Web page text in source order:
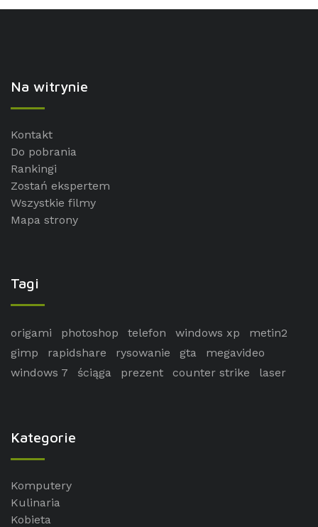
Na witrynie
Kontakt
Do pobrania
Rankingi
Zostań ekspertem
Wszystkie filmy
Mapa strony
Tagi
origami photoshop telefon windows xp
metin2
gimp
rapidshare rysowanie gta
megavideo
windows 7
ściąga prezent counter strike laser
Kategorie
Komputery
Kulinaria
Kobieta